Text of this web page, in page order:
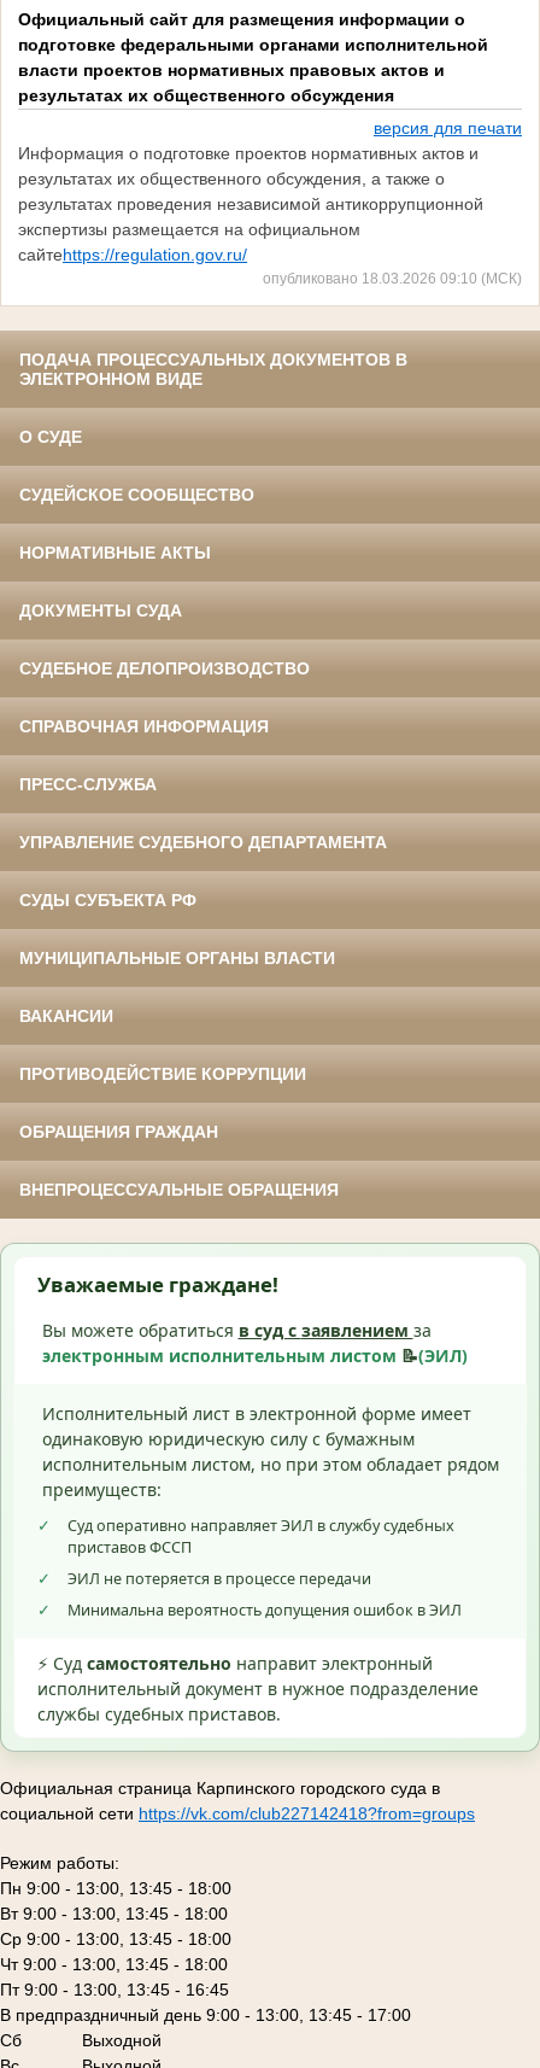
Официальный сайт для размещения информации о
подготовке федеральными органами исполнительной
власти проектов нормативных правовых актов и
результатах их общественного обсуждения
версия для печати
Информация о подготовке проектов нормативных актов и
результатах их общественного обсуждения, а также о
результатах проведения независимой антикоррупционной
экспертизы размещается на официальном
сайтеhttps://regulation.gov.ru/
опубликовано 18.03.2026 09:10 (МСК)
ПОДАЧА ПРОЦЕССУАЛЬНЫХ ДОКУМЕНТОВ В
ЭЛЕКТРОННОМ ВИДЕ
О СУДЕ
СУДЕЙСКОЕ СООБЩЕСТВО
НОРМАТИВНЫЕ АКТЫ
ДОКУМЕНТЫ СУДА
СУДЕБНОЕ ДЕЛОПРОИЗВОДСТВО
СПРАВОЧНАЯ ИНФОРМАЦИЯ
ПРЕСС-СЛУЖБА
УПРАВЛЕНИЕ СУДЕБНОГО ДЕПАРТАМЕНТА
СУДЫ СУБЪЕКТА РФ
МУНИЦИПАЛЬНЫЕ ОРГАНЫ ВЛАСТИ
ВАКАНСИИ
ПРОТИВОДЕЙСТВИЕ КОРРУПЦИИ
ОБРАЩЕНИЯ ГРАЖДАН
ВНЕПРОЦЕССУАЛЬНЫЕ ОБРАЩЕНИЯ
Уважаемые граждане!
Вы можете обратиться в суд с заявлением за
электронным исполнительным листом 📝(ЭИЛ)
Исполнительный лист в электронной форме имеет
одинаковую юридическую силу с бумажным
исполнительным листом, но при этом обладает рядом
преимуществ:
✓
Суд оперативно направляет ЭИЛ в службу судебных
приставов ФССП
✓
ЭИЛ не потеряется в процессе передачи
✓
Минимальна вероятность допущения ошибок в ЭИЛ
⚡ Суд самостоятельно направит электронный
исполнительный документ в нужное подразделение
службы судебных приставов.
Официальная страница Карпинского городского суда в
социальной сети https://vk.com/club227142418?from=groups
Режим работы:
Пн 9:00 - 13:00, 13:45 - 18:00
Вт 9:00 - 13:00, 13:45 - 18:00
Ср 9:00 - 13:00, 13:45 - 18:00
Чт 9:00 - 13:00, 13:45 - 18:00
Пт 9:00 - 13:00, 13:45 - 16:45
В предпраздничный день 9:00 - 13:00, 13:45 - 17:00
Сб
Выходной